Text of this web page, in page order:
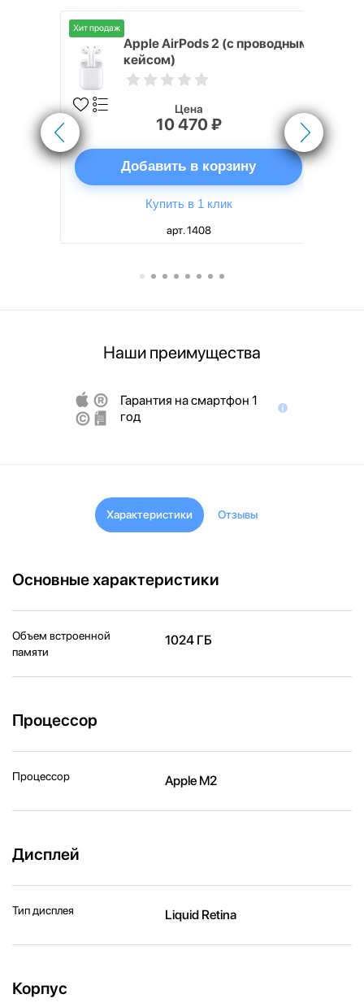
Хит продаж
Apple AirPods 2 (с проводным
кейсом)
Цена
10 470 ₽
Добавить в корзину
Купить в 1 клик
арт. 1408
Наши преимущества
Гарантия на смартфон 1
год
Характеристики Отзывы
Основные характеристики
Объем встроенной
памяти
1024 ГБ
Процессор
Процессор Apple M2
Дисплей
Тип дисплея Liquid Retina
Корпус